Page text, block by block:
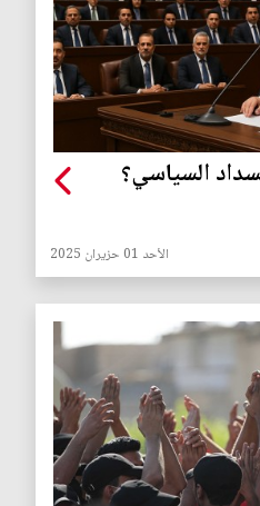
السياسي؟
الأحد 01 حزيران 2025